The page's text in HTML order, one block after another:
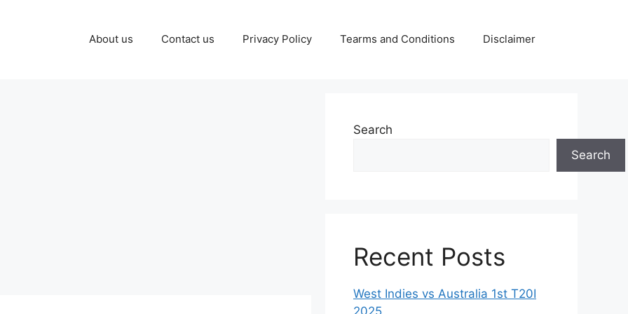
About us Contact us Privacy Policy Tearms and Conditions Disclaimer
Search
Search
Recent Posts
West Indies vs Australia 1st T20I
2025